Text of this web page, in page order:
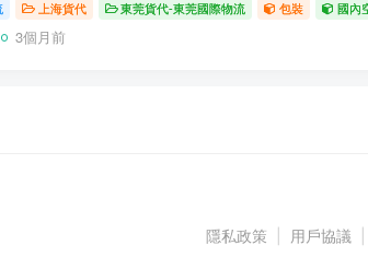
上海貨代 東莞貨代-東莞國際物流 包裝 國內
3個月前
隱私政策 用戶協議